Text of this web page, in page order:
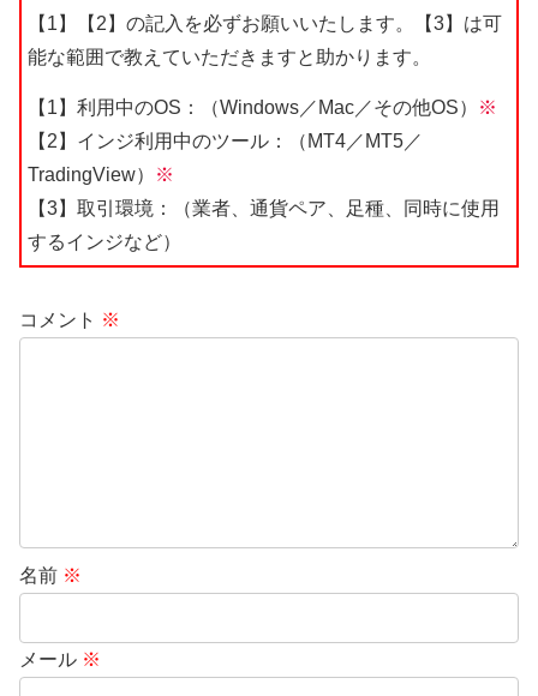
【1】【2】の記入を必ずお願いいたします。【3】は可
能な範囲で教えていただきますと助かります。
【1】利用中のOS：（Windows／Mac／その他OS）
※
【2】インジ利用中のツール：（MT4／MT5／
TradingView）
※
【3】取引環境：（業者、通貨ペア、足種、同時に使用
するインジなど）
コメント ※
名前 ※
メール ※